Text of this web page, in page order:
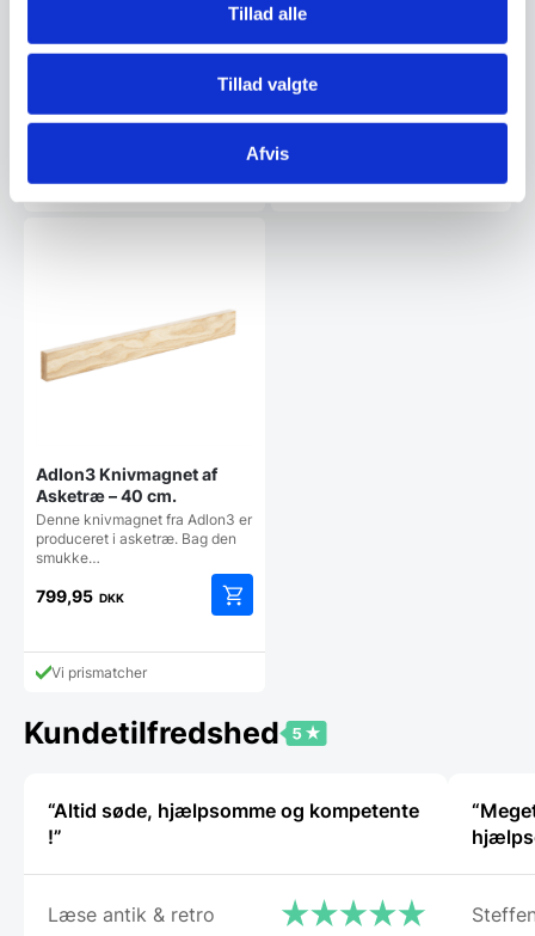
Tillad alle
Tillad valgte
Afvis
1.599,95DKK
Zwilling Magnetskinne, 45
Zwilling Magnetskinne, 45 cm.,
plastic
374,94DKK
Adlon3 Knivmagnet af
Asketræ – 40 cm.
Denne knivmagnet fra Adlon3 er
produceret i asketræ. Bag den
smukke…
799,95 DKK
Vi prismatcher
Kundetilfredshed
“Altid søde, hjælpsomme og kompetente
!”
Læse antik & retro